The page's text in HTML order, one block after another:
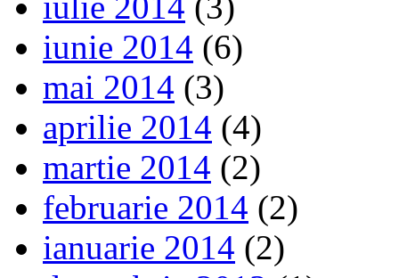
iunie 2014 (6)
mai 2014 (3)
aprilie 2014 (4)
martie 2014 (2)
februarie 2014 (2)
ianuarie 2014 (2)